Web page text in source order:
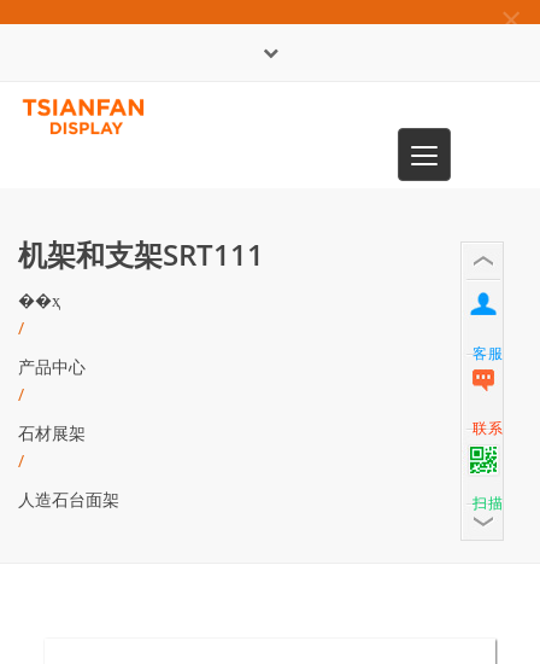
×
Toggle
navigation
机架和支架SRT111
��ҳ
/
产品中心
/
石材展架
/
人造石台面架
客服
联系
扫描